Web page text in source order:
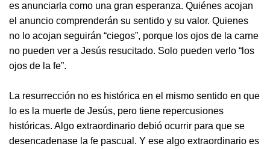
es anunciarla como una gran esperanza. Quiénes acojan
el anuncio comprenderán su sentido y su valor. Quienes
no lo acojan seguirán “ciegos”, porque los ojos de la carne
no pueden ver a Jesús resucitado. Solo pueden verlo “los
ojos de la fe”.
La resurrección no es histórica en el mismo sentido en que
lo es la muerte de Jesús, pero tiene repercusiones
históricas. Algo extraordinario debió ocurrir para que se
desencadenase la fe pascual. Y ese algo extraordinario es